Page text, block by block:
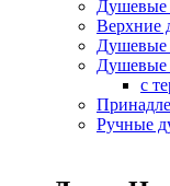
Душевые
Верхние
Душевые
Душевые
с
Ручные